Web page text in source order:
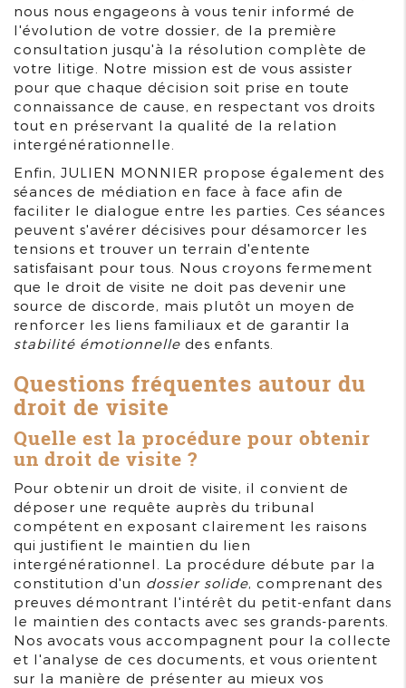
nous nous engageons à vous tenir informé de
l'évolution de votre dossier, de la première
consultation jusqu'à la résolution complète de
votre litige. Notre mission est de vous assister
pour que chaque décision soit prise en toute
connaissance de cause, en respectant vos droits
tout en préservant la qualité de la relation
intergénérationnelle.
Enfin, JULIEN MONNIER propose également des
séances de médiation en face à face afin de
faciliter le dialogue entre les parties. Ces séances
peuvent s'avérer décisives pour désamorcer les
tensions et trouver un terrain d'entente
satisfaisant pour tous. Nous croyons fermement
que le droit de visite ne doit pas devenir une
source de discorde, mais plutôt un moyen de
renforcer les liens familiaux et de garantir la
stabilité émotionnelle des enfants.
Questions fréquentes autour du
droit de visite
Quelle est la procédure pour obtenir
un droit de visite ?
Pour obtenir un droit de visite, il convient de
déposer une requête auprès du tribunal
compétent en exposant clairement les raisons
qui justifient le maintien du lien
intergénérationnel. La procédure débute par la
constitution d'un dossier solide, comprenant des
preuves démontrant l'intérêt du petit-enfant dans
le maintien des contacts avec ses grands-parents.
Nos avocats vous accompagnent pour la collecte
et l'analyse de ces documents, et vous orientent
sur la manière de présenter au mieux vos